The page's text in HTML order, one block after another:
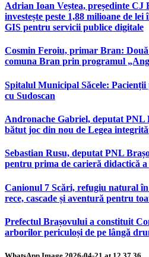
Adrian Ioan Veștea, președinte CJ
investește peste 1,88 milioane de
GIS pentru servicii publice digitale
Cosmin Feroiu, primar Bran:
comuna Bran prin programul
Spitalul Municipal Săcele: Pacienții
cu Sudoscan
Andronache Gabriel, deputat PNL
bătut joc din nou de Legea
Sebastian Rusu, deputat PNL
pentru prima de carieră didactică
Canionul 7 Scări, refugiu natural
rece, cascade și aventură pentru
Prefectul Brașovului a constituit
arborilor periculoși de pe lângă